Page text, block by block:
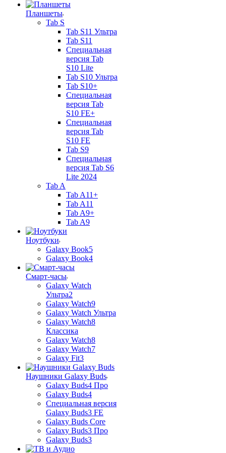
Планшеты
Tab S
Tab S11 Ультра
Tab S11
Специальная
версия Tab
S10 Lite
Tab S10 Ультра
Tab S10+
Специальная
версия Tab
S10 FE+
Специальная
версия Tab
S10 FE
Tab S9
Специальная
версия Tab S6
Lite 2024
Tab A
Tab A11+
Tab A11
Tab A9+
Tab A9
Ноутбуки
Galaxy Book5
Galaxy Book4
Смарт-часы
Galaxy Watch
Ультра2
Galaxy Watch9
Galaxy Watch Ультра
Galaxy Watch8
Классика
Galaxy Watch8
Galaxy Watch7
Galaxy Fit3
Наушники Galaxy Buds
Galaxy Buds4 Про
Galaxy Buds4
Специальная версия
Galaxy Buds3 FE
Galaxy Buds Core
Galaxy Buds3 Про
Galaxy Buds3